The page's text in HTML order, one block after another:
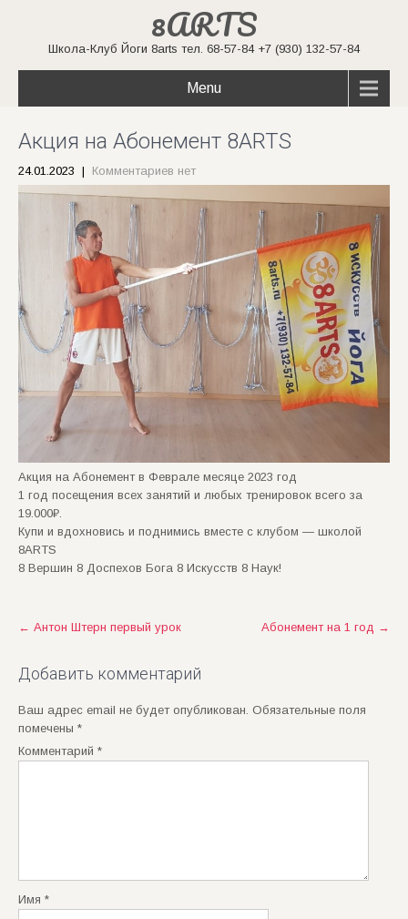
8ARTS
Школа-Клуб Йоги 8arts тел. 68-57-84 +7 (930) 132-57-84
Menu
Акция на Абонемент 8ARTS
24.01.2023 | Комментариев нет
Акция на Абонемент в Феврале месяце 2023 год
1 год посещения всех занятий и любых тренировок всего за
19.000₽.
Купи и вдохновись и поднимись вместе с клубом — школой
8ARTS
8 Вершин 8 Доспехов Бога 8 Искусств 8 Наук!
Post
← Антон Штерн первый урок Абонемент на 1 год →
Добавить комментарий
Ваш адрес email не будет опубликован. Обязательные поля
помечены *
Комментарий *
Имя *